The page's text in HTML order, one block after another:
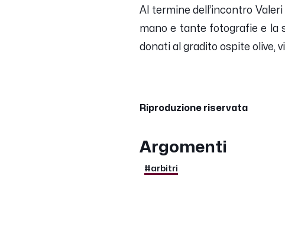
Al termine dell’incontro
mano e tante fotografie e la
donati al gradito ospite olive,
Riproduzione riservata
Argomenti
#arbitri